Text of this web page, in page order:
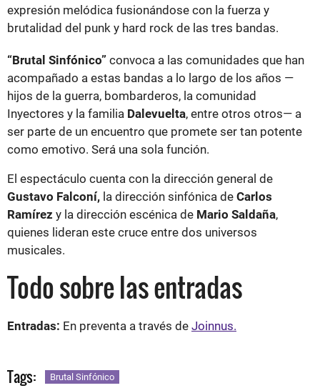
expresión melódica fusionándose con la fuerza y
brutalidad del punk y hard rock de las tres bandas.
“Brutal Sinfónico” convoca a las comunidades que han
acompañado a estas bandas a lo largo de los años —
hijos de la guerra, bombarderos, la comunidad
Inyectores y la familia Dalevuelta, entre otros otros— a
ser parte de un encuentro que promete ser tan potente
como emotivo. Será una sola función.
El espectáculo cuenta con la dirección general de
Gustavo Falconí, la dirección sinfónica de Carlos
Ramírez y la dirección escénica de Mario Saldaña,
quienes lideran este cruce entre dos universos
musicales.
Todo sobre las entradas
Entradas: En preventa a través de Joinnus.
Tags: Brutal Sinfónico